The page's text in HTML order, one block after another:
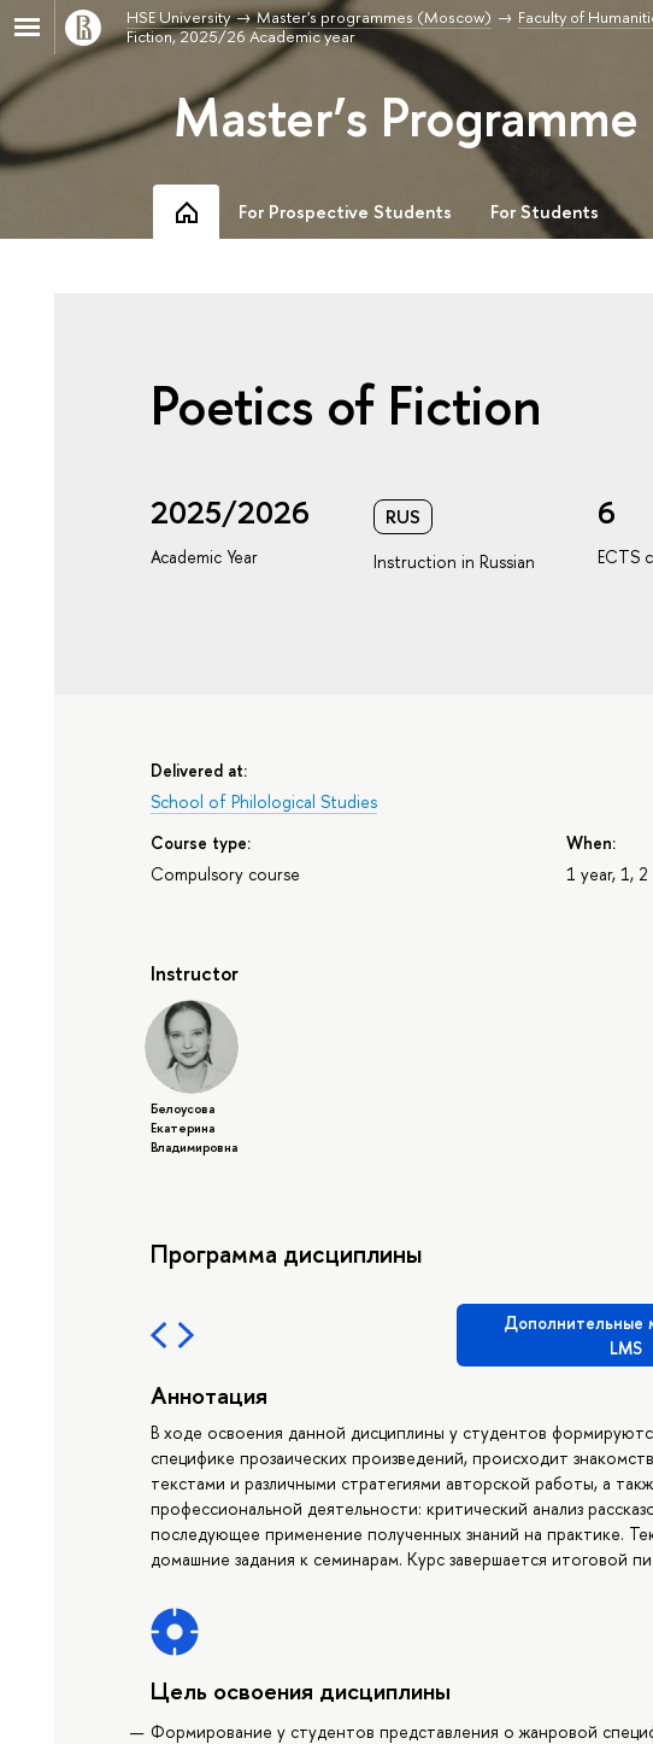
HSE University Master's programmes (Moscow) Faculty of
Fiction, 2025/26 Academic year
Master’s
For Prospective Students For Students
Poetics of Fiction
2025/2026
Academic Year
RUS
Instruction in Russian
6
ECTS
Delivered at:
School of Philological Studies
Course type:
Compulsory course
When:
1 year, 1,
Instructor
Белоусова
Екатерина
Владимировна
Программа дисциплины
Дополнительные
LMS
Аннотация
В ходе освоения данной дисциплины у студентов
специфике прозаических произведений, происходит
текстами и различными стратегиями авторской работы, а
профессиональной деятельности: критический анализ
последующее применение полученных знаний на практике.
домашние задания к семинарам. Курс завершается итоговой
Цель освоения дисциплины
Формирование у студентов представления о жанровой